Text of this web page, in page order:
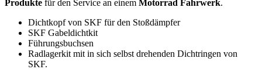
Produkte für den Service an einem Motorrad Fahrwerk.
Dichtkopf von SKF für den Stoßdämpfer
SKF Gabeldichtkit
Führungsbuchsen
Radlagerkit mit in sich selbst drehenden Dichtringen von
SKF.